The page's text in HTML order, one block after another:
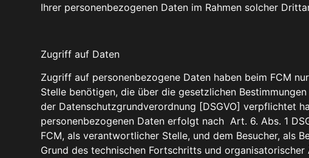
Ihrer personenbezogenen Daten im Rahmen solcher
Zugriff auf Daten
Zugriff auf personenbezogene Daten haben beim FCM
Stelle benötigen, die über die gesetzlichen
der Datenschutzgrundverordnung [DSGVO] verpflichtet
personenbezogenen Daten erfolgt nach Art. 6. Abs. 1
FCM, als verantwortlicher Stelle, und dem Besucher,
Grund des technischen Fortschritts und